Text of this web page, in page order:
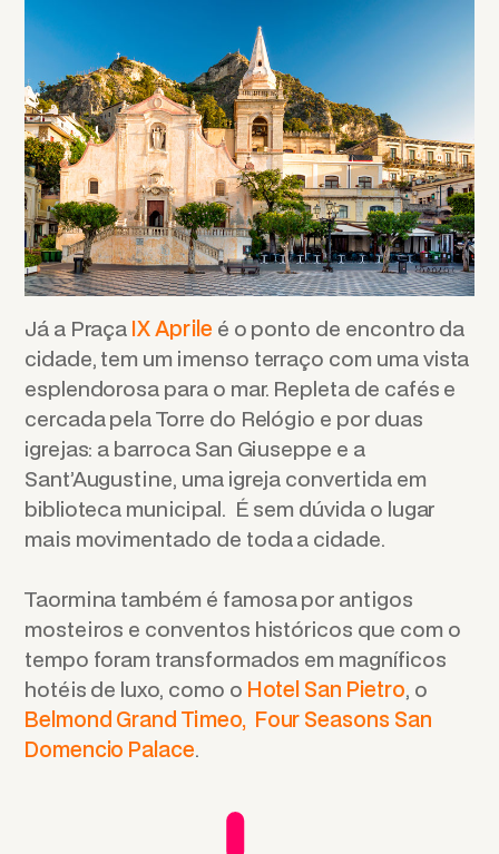
Já a Praça IX Aprile é o ponto de encontro da
cidade, tem um imenso terraço com uma vista
esplendorosa para o mar. Repleta de cafés e
cercada pela Torre do Relógio e por duas
igrejas: a barroca San Giuseppe e a
Sant’Augustine, uma igreja convertida em
biblioteca municipal. É sem dúvida o lugar
mais movimentado de toda a cidade.
Taormina também é famosa por antigos
mosteiros e conventos históricos que com o
tempo foram transformados em magníficos
hotéis de luxo, como o Hotel San Pietro, o
Belmond Grand Timeo, Four Seasons San
Domencio Palace.